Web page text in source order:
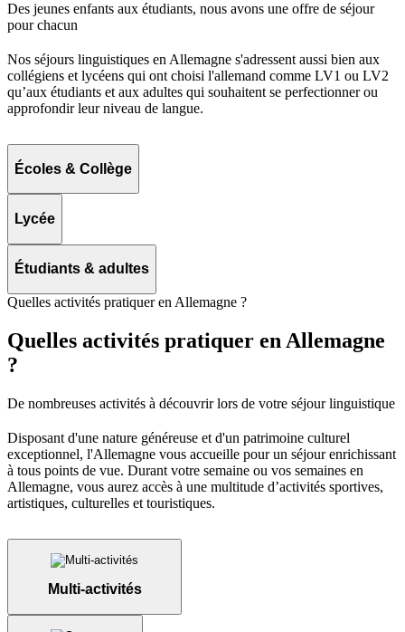
Des jeunes enfants aux étudiants, nous avons une offre de séjour
pour chacun
Nos séjours linguistiques en Allemagne s'adressent aussi bien aux
collégiens et lycéens qui ont choisi l'allemand comme LV1 ou LV2
qu’aux étudiants et aux adultes qui souhaitent se perfectionner ou
approfondir leur niveau de langue.
Écoles & Collège
Lycée
Étudiants & adultes
Quelles activités pratiquer en Allemagne ?
Quelles activités pratiquer en Allemagne
?
De nombreuses activités à découvrir lors de votre séjour linguistique
Disposant d'une nature généreuse et d'un patrimoine culturel
exceptionnel, l'Allemagne vous accueille pour un séjour enrichissant
à tous points de vue. Durant votre semaine ou vos semaines en
Allemagne, vous aurez accès à une multitude d’activités sportives,
artistiques, culturelles et touristiques.
Multi-activités